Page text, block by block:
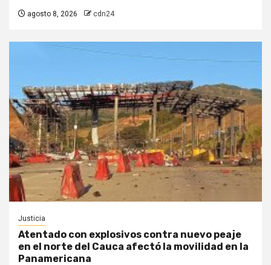
agosto 8, 2026 cdn24
Justicia
Atentado con explosivos contra nuevo peaje
en el norte del Cauca afectó la movilidad en la
Panamericana